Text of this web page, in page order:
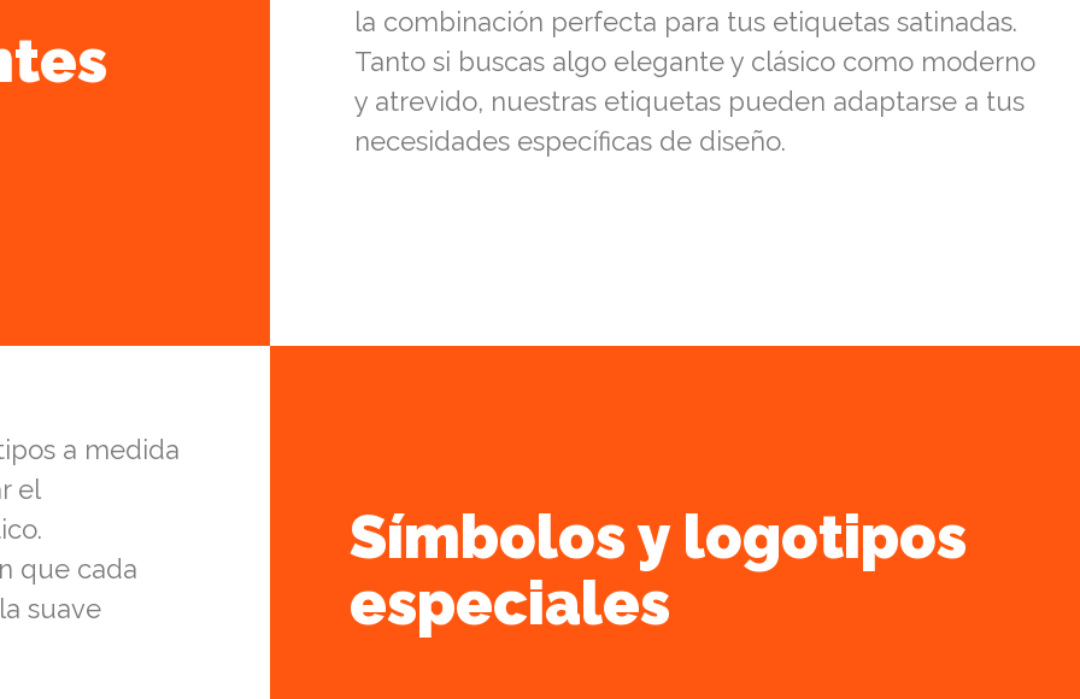
la combinación perfecta para tus etiquetas satinadas.
Tanto si buscas algo elegante y clásico como moderno
y atrevido, nuestras etiquetas pueden adaptarse a tus
necesidades específicas de diseño.
a medida
el
que cada
suave
Símbolos y logotipos
especiales